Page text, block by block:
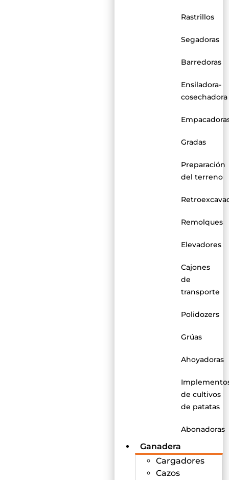
Rastrillos
Segadoras
Barredoras
Ensiladora-
cosechadora
Gradas
Preparación
del terreno
Remolques
Elevadores
Cajones
de
transporte
Polidozers
Grúas
Ahoyadoras
de cultivos
de patatas
Abonadoras
Ganadera
Cargadores
Cazos